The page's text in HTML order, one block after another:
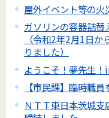
屋外イベント等の火
ガソリンの容器詰
（令和2年2月1日
りました）
ようこそ！夢先生
【市民課】臨時職
ＮＴＴ東日本茨城